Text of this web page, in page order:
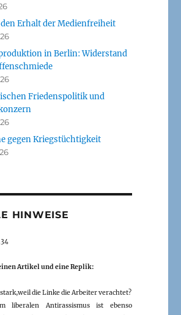
Erhalt der Medienfreiheit
in Berlin: Widerstand
Friedenspolitik und
gegen Kriegstüchtigkeit
HINWEISE
Artikel und eine Replik:
die Linke die Arbeiter verachtet?
liberalen Antirassismus ist ebenso